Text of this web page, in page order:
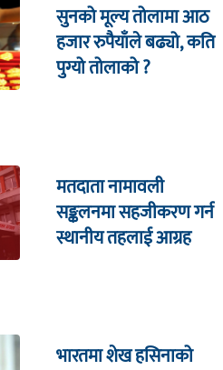
सुनको मूल्य तोलामा आठ
हजार रुपैयाँले बढ्यो, कति
पुग्यो तोलाको ?
मतदाता नामावली
सङ्कलनमा सहजीकरण गर्न
स्थानीय तहलाई आग्रह
भारतमा शेख हसिनाको